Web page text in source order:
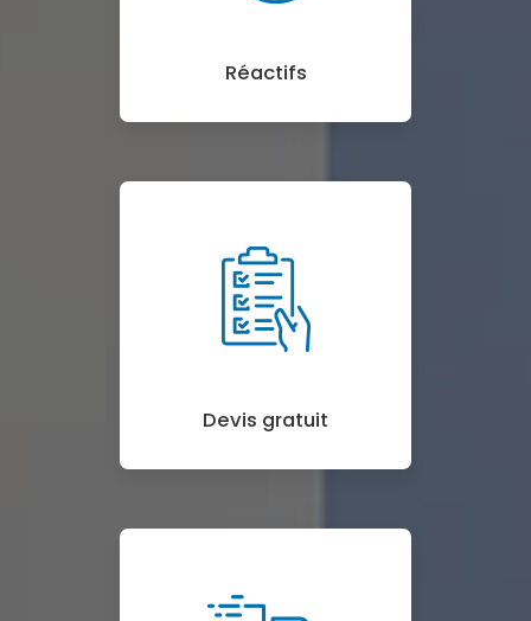
Réactifs
Devis gratuit